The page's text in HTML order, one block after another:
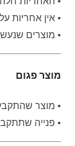
• אין אחריות
• מוצרים
מוצר פגום
• מוצר
• פנייה